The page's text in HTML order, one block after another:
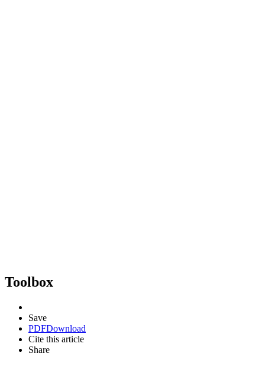
Toolbox
Save
PDFDownload
Cite this article
Share